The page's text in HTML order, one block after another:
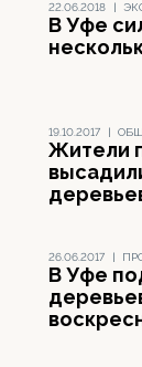
22.06.2018 |
В Уфе
19.10.2017 |
Жители
26.06.2017 |
В Уфе